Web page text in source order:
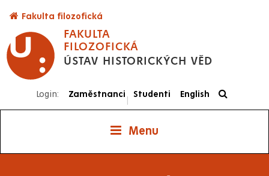
hlavnímu
obsahu
FAKULTA
FILOZOFICKÁ
ÚSTAV HISTORICKÝCH VĚD
Fakulta filozofická
Login: Zaměstnanci
|
Studenti English
Menu